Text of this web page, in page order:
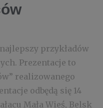
przykładów
Prezentacje to
realizowanego
odbędą się 14
Mała Wieś, Belsk